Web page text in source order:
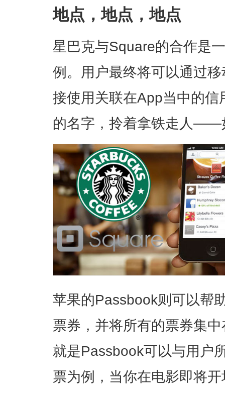
地点，地点，地点
星巴克与Square的合作是
例。用户最终将可以通过
接使用关联在App当中的
的名字，拎着拿铁走人——
苹果的Passbook则可以帮
票券，并将所有的票券集
就是Passbook可以与用户
票为例，当你在电影即将